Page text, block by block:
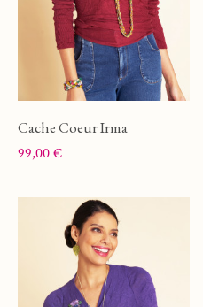
Cache Coeur Irma
Prix
99,00 €